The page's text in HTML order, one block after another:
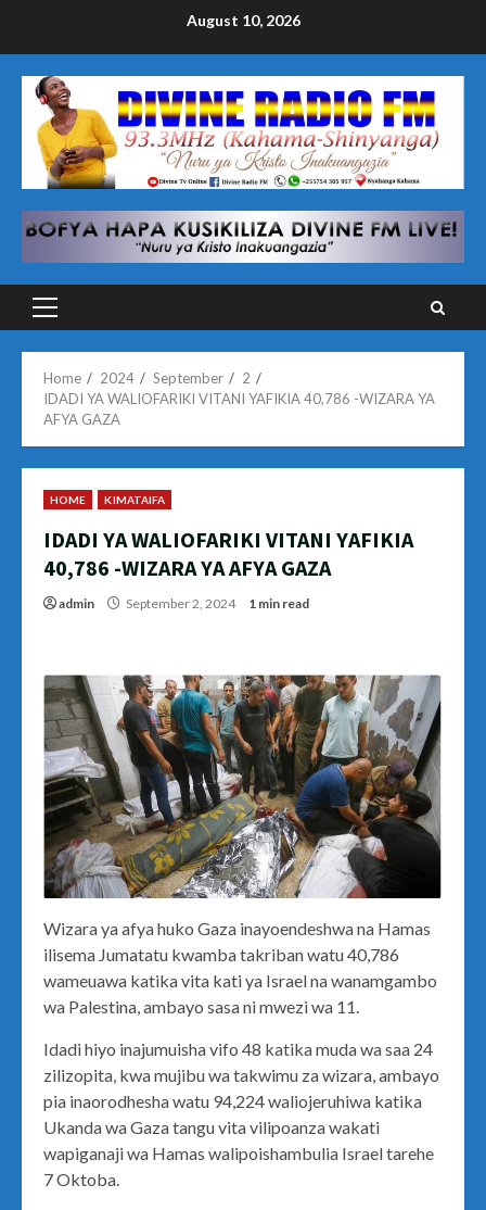
August 10, 2026
Primary
Home 2024 September
2
IDADI YA WALIOFARIKI VITANI YAFIKIA 40,786 -WIZARA YA
AFYA GAZA
HOME KIMATAIFA
IDADI YA WALIOFARIKI VITANI YAFIKIA
40,786 -WIZARA YA AFYA GAZA
admin September 2, 2024 1 min read
Wizara ya afya huko Gaza inayoendeshwa na Hamas
ilisema Jumatatu kwamba takriban watu 40,786
wameuawa katika vita kati ya Israel na wanamgambo
wa Palestina, ambayo sasa ni mwezi wa 11.
Idadi hiyo inajumuisha vifo 48 katika muda wa saa 24
zilizopita, kwa mujibu wa takwimu za wizara, ambayo
pia inaorodhesha watu 94,224 waliojeruhiwa katika
Ukanda wa Gaza tangu vita vilipoanza wakati
wapiganaji wa Hamas walipoishambulia Israel tarehe
7 Oktoba.